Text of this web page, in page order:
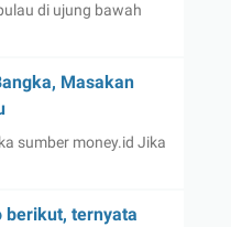
di ujung bawah
Masakan
sumber money.id Jika
ternyata